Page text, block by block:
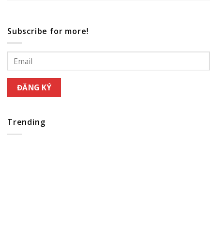
Subscribe for more!
Trending